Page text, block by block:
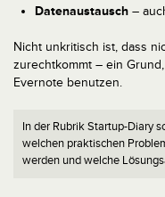
Datenaustausch –
Nicht unkritisch ist, dass
zurechtkommt – ein
Evernote benutzen.
In der Rubrik Startup-Diary
welchen praktischen
werden und welche